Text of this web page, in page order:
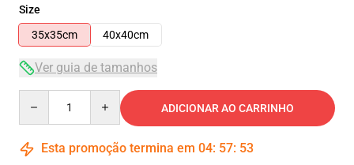
Size
35x35cm
40x40cm
Ver guia de tamanhos
ADICIONAR AO CARRINHO
Esta promoção termina em 04: 57: 53